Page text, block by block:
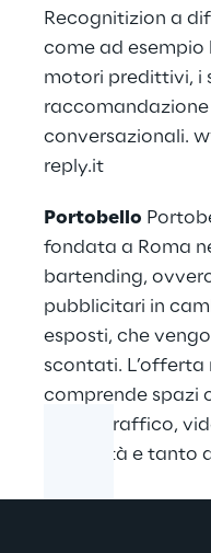
Recognitizion a
come ad
motori predittivi, i
conversazionali.
reply.it
Portobello
fondata a Roma
bartending,
pubblicitari in
esposti, che
scontati.
comprende spazi
di alto traffico,
proprietà e tanto